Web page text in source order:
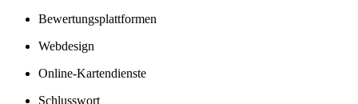
Bewertungsplattformen
Webdesign
Online-Kartendienste
Schlusswort